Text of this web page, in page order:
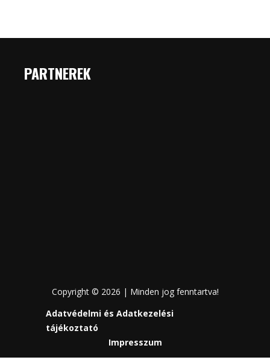
PARTNEREK
Copyright © 2026 | Minden jog fenntartva!
Adatvédelmi és Adatkezelési
tájékoztató
Impresszum